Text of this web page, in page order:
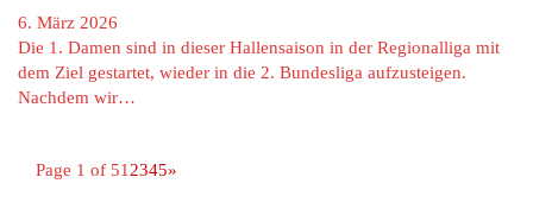
6. März 2026
Die 1. Damen sind in dieser Hallensaison in der Regionalliga mit
dem Ziel gestartet, wieder in die 2. Bundesliga aufzusteigen.
Nachdem wir…
Page 1 of 51 2345»